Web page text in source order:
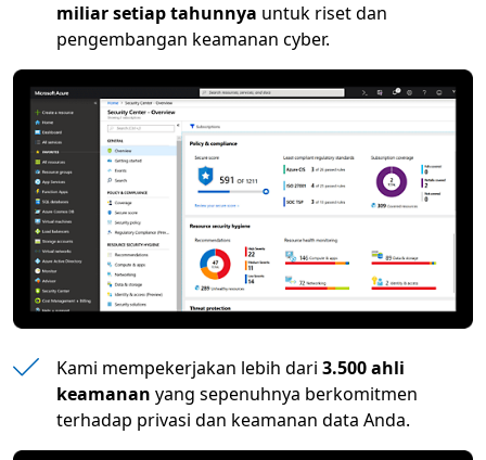
miliar setiap tahunnya untuk riset dan
pengembangan keamanan cyber.
Kami mempekerjakan lebih dari 3.500 ahli
keamanan yang sepenuhnya berkomitmen
terhadap privasi dan keamanan data Anda.